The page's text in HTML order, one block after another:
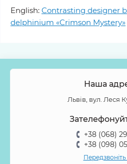
English: Contrasting designer
delphinium «Crimson Mystery»
Наша
Львів, вул. Леся
+38 (068)
+38 (098)
Передзвоніть